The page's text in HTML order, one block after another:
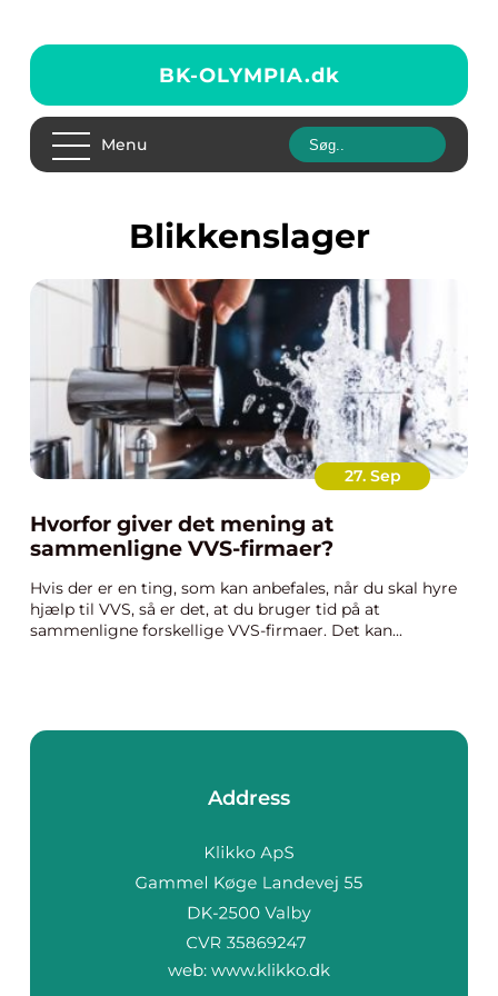
BK-OLYMPIA.dk
Menu
blikkenslager
27. Sep
Hvorfor giver det mening at
sammenligne VVS-firmaer?
Hvis der er en ting, som kan anbefales, når du skal hyre
hjælp til VVS, så er det, at du bruger tid på at
sammenligne forskellige VVS-firmaer. Det kan...
Address
web: www.klikko.dk